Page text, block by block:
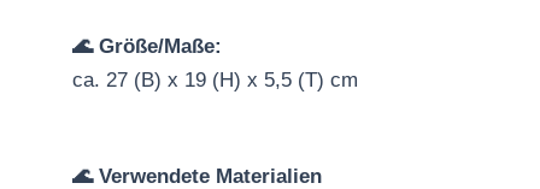
🌊 Größe/Maße:
ca. 27 (B) x 19 (H) x 5,5 (T) cm
🌊 Verwendete Materialien